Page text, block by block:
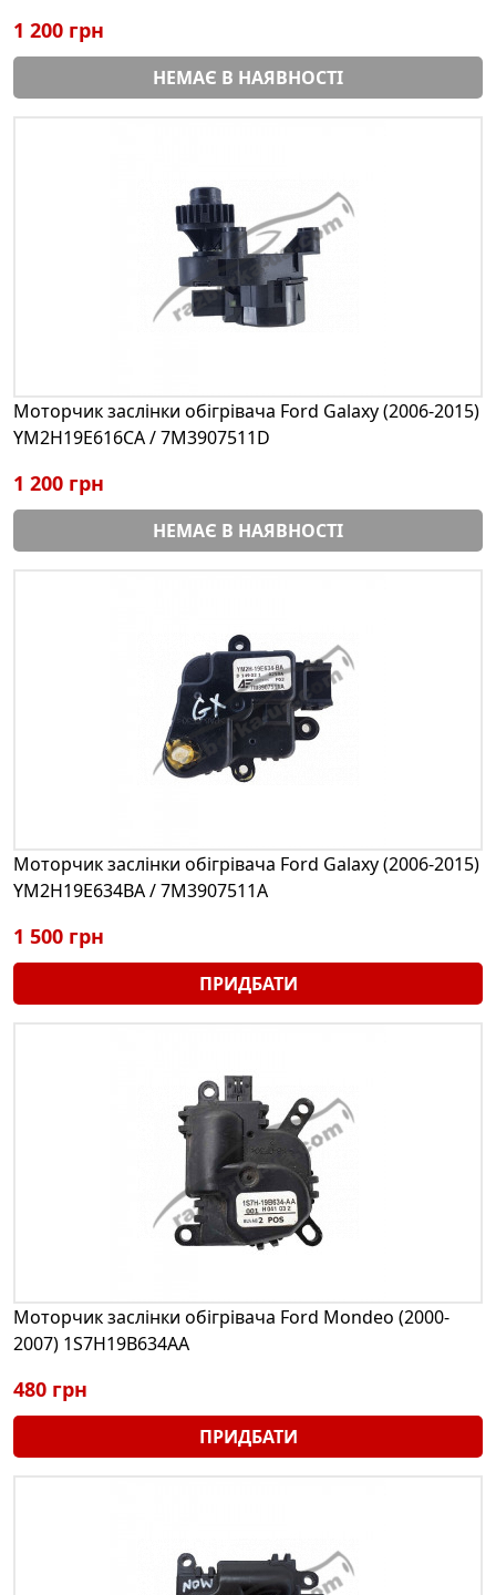
1 200 грн
НЕМАЄ В НАЯВНОСТІ
Моторчик заслінки обігрівача Ford Galaxy (2006-2015)
YM2H19E616CA / 7M3907511D
1 200 грн
НЕМАЄ В НАЯВНОСТІ
Моторчик заслінки обігрівача Ford Galaxy (2006-2015)
YM2H19E634BA / 7M3907511A
1 500 грн
ПРИДБАТИ
Моторчик заслінки обігрівача Ford Mondeo (2000-
2007) 1S7H19B634AA
480 грн
ПРИДБАТИ